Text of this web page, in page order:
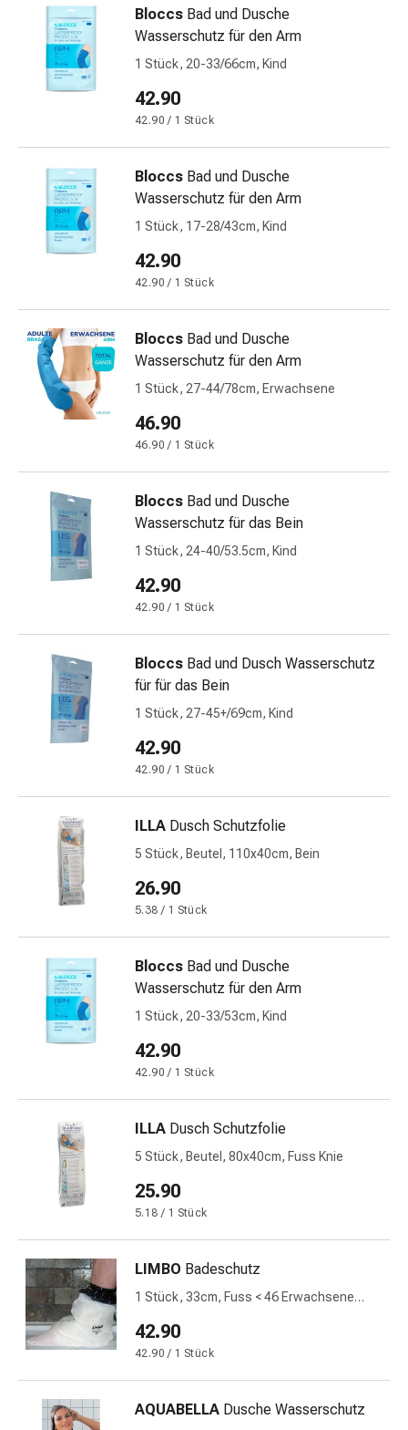
Wundbehandlung
Wundsprays
kleber
Ohren
und
Augen
Ohrenbeschwerden
Ohrenpflege
Augenentzündungen
Augenverbände
Augenhygiene
Herz
&
Kreislauf
Herztherapie
Kompressions-
Strümpfe
Kreislaufbeschwerden
Venenbeschwerden
Blutgerinnung
Herznerven-
Konzentrationsstörung
Allergien
&
Heuschnupfen
Antiallergika
Haut
Nase
Magen-
Darm
Durchfall
Hämorrhoiden
Erbrechen
Verdauung,
Krämpfe
Verstopfung
Medizinische
Hautpflege
Juckreiz
Hühneraugen
&
Warzen
Nagel-
&
Fusspilz
Haut
Bloccs Bad und Dusche
Wasserschutz für den Arm
1 Stück, 20-33/66cm, Kind
42.90
42.90 / 1 Stück
Bloccs Bad und Dusche
Wasserschutz für den Arm
1 Stück, 17-28/43cm, Kind
42.90
42.90 / 1 Stück
Bloccs Bad und Dusche
Wasserschutz für den Arm
1 Stück, 27-44/78cm, Erwachsene
46.90
46.90 / 1 Stück
Bloccs Bad und Dusche
Wasserschutz für das Bein
1 Stück, 24-40/53.5cm, Kind
42.90
42.90 / 1 Stück
Bloccs Bad und Dusch Wasserschutz
für für das Bein
1 Stück, 27-45+/69cm, Kind
42.90
42.90 / 1 Stück
ILLA Dusch Schutzfolie
5 Stück, Beutel, 110x40cm, Bein
26.90
5.38 / 1 Stück
Bloccs Bad und Dusche
Wasserschutz für den Arm
1 Stück, 20-33/53cm, Kind
42.90
42.90 / 1 Stück
ILLA Dusch Schutzfolie
5 Stück, Beutel, 80x40cm, Fuss Knie
25.90
5.18 / 1 Stück
LIMBO Badeschutz
1 Stück, 33cm, Fuss < 46 Erwachsene
42.90
42.90 / 1 Stück
AQUABELLA Dusche Wasserschutz